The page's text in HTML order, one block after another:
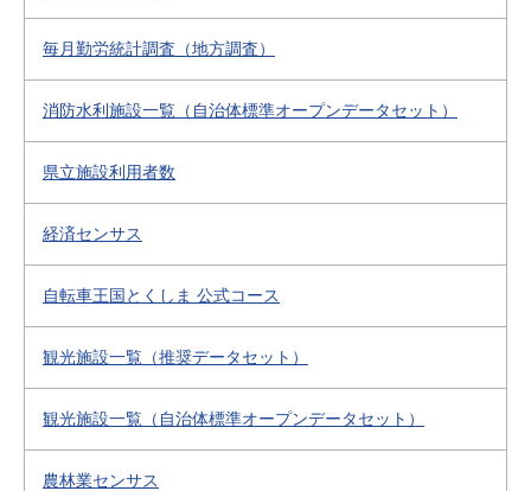
毎月勤労統計調査（地方調査）
消防水利施設一覧（自治体標準オープンデータセット）
県立施設利用者数
経済センサス
自転車王国とくしま 公式コース
観光施設一覧（推奨データセット）
観光施設一覧（自治体標準オープンデータセット）
農林業センサス